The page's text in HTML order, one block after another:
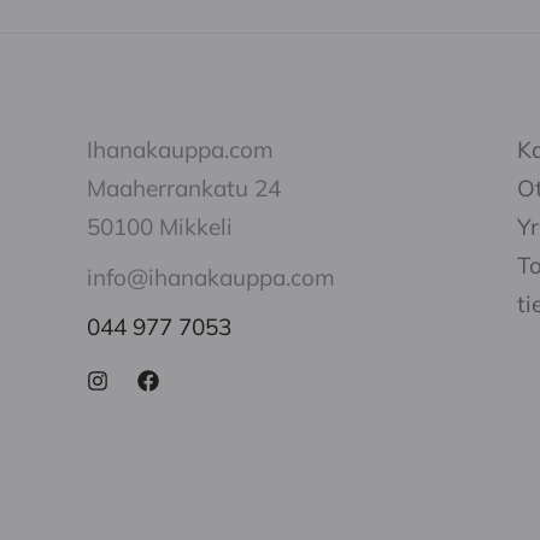
Ihanakauppa.com
Maaherrankatu 24
50100 Mikkeli
info@ihanakauppa.com
044 977 7053